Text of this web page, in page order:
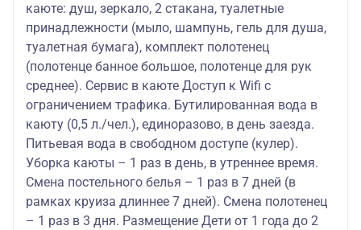
каюте: душ, зеркало, 2 стакана, туалетные
принадлежности (мыло, шампунь, гель для душа,
туалетная бумага), комплект полотенец
(полотенце банное большое, полотенце для рук
среднее). Сервис в каюте Доступ к Wifi с
ограничением трафика. Бутилированная вода в
каюту (0,5 л./чел.), единоразово, в день заезда.
Питьевая вода в свободном доступе (кулер).
Уборка каюты – 1 раз в день, в утреннее время.
Смена постельного белья – 1 раз в 7 дней (в
рамках круиза длиннее 7 дней). Смена полотенец
– 1 раз в 3 дня. Размещение Дети от 1 года до 2